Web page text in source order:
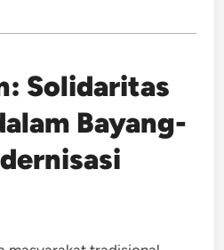
Solidaritas
Bayang-